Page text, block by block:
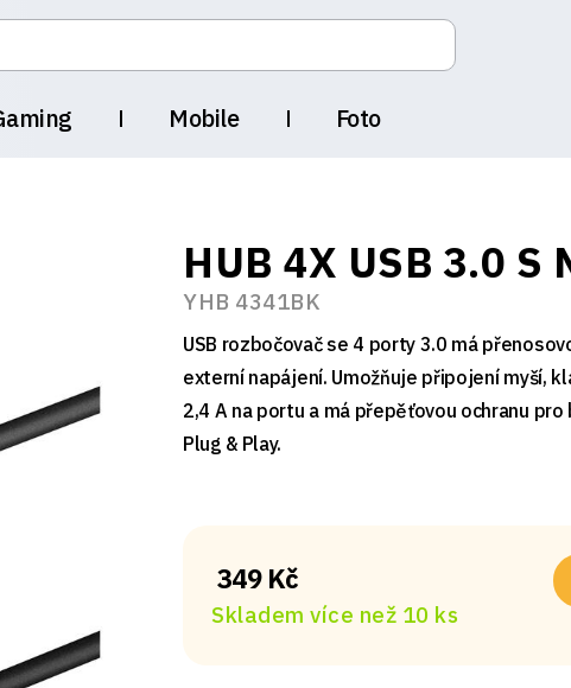
Mobile Foto
HUB 4X USB 3.0 S
YHB 4341BK
USB rozbočovač se 4 porty 3.0 má
externí napájení. Umožňuje připojení myší,
2,4 A na portu a má přepěťovou ochranu
Plug & Play.
349 Kč
Skladem více než 10 ks